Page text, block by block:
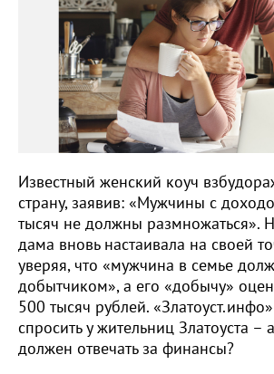
Известный женский коуч
страну, заявив: «Мужчины с
тысяч не должны размножаться».
дама вновь настаивала на своей
уверяя, что «мужчина в семье
добытчиком», а его «добычу»
500 тысяч рублей.
спросить у жительниц Златоуста –
должен отвечать за финансы?